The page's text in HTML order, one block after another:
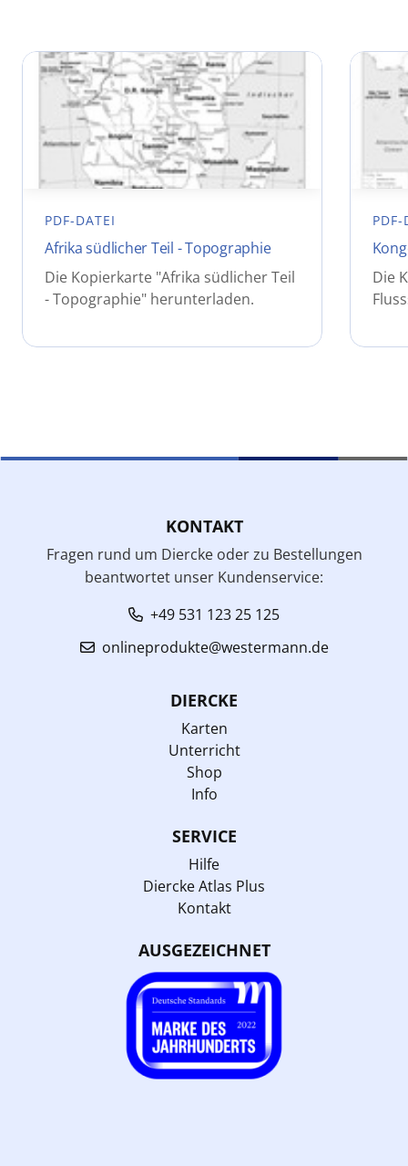
PDF-DATEI
Afrika südlicher Teil - Topographie
Die Kopierkarte "Afrika südlicher Teil
- Topographie" herunterladen.
PDF-
Die
KONTAKT
Fragen rund um Diercke oder zu Bestellungen
beantwortet unser Kundenservice:
+49 531 123 25 125
onlineprodukte@westermann.de
DIERCKE
Karten
Unterricht
Shop
Info
SERVICE
Hilfe
Diercke Atlas Plus
Kontakt
AUSGEZEICHNET